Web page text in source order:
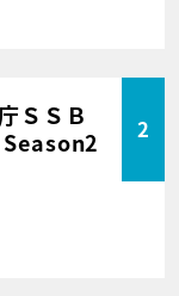
ＳＳＢ
Season2
2